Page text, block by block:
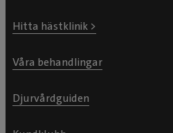
Hitta hästklinik >
Våra behandlingar
Djurvårdguiden